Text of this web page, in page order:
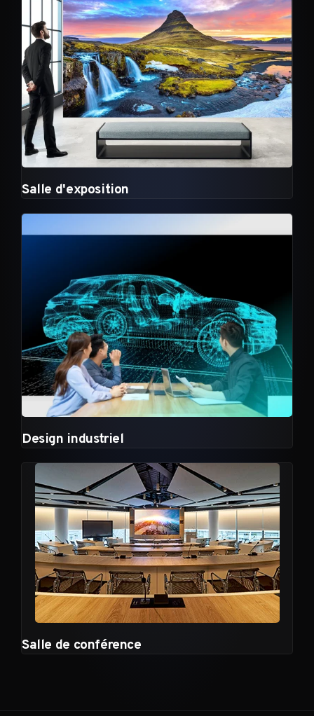
Salle d'exposition
Design industriel
Salle de conférence